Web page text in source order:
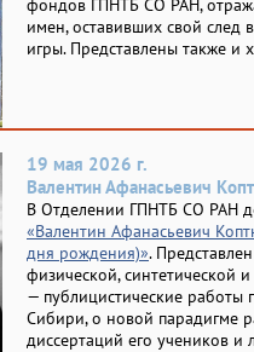
фондов ГПНТБ СО РАН,
имен, оставивших свой след
игры. Представлены также и
19 мая 2026 г.
Валентин Афанасьевич
В Отделении ГПНТБ СО РАН
«Валентин Афанасьевич
дня рождения)».
физической, синтетической
— публицистические работы
Сибири, о новой парадигме
диссертаций его учеников и